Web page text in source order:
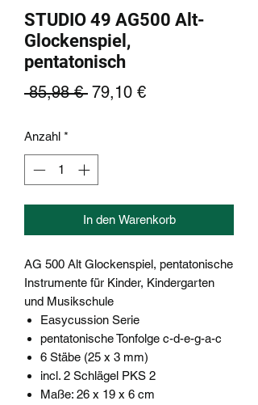
STUDIO 49 AG500 Alt-
Glockenspiel,
pentatonisch
85,98 € Standardpreis
79,10 €Sale-
Anzahl *
In den Warenkorb
AG 500 Alt Glockenspiel, pentatonische
Instrumente für Kinder, Kindergarten
und Musikschule
Easycussion Serie
pentatonische Tonfolge c-d-e-g-a-c
6 Stäbe (25 x 3 mm)
incl. 2 Schlägel PKS 2
Maße: 26 x 19 x 6 cm